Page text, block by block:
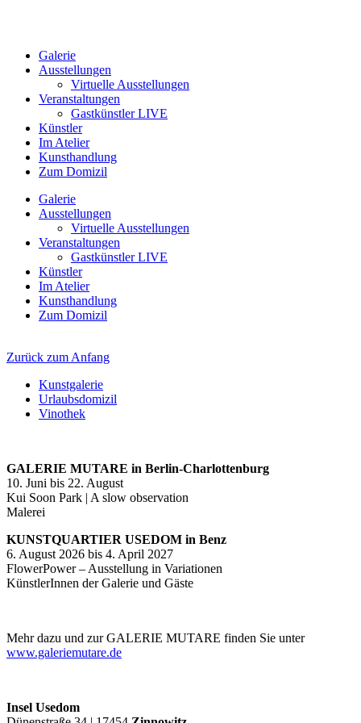
Galerie
Ausstellungen
Virtuelle Ausstellungen
Veranstaltungen
Gastkünstler LIVE
Künstler
Im Atelier
Kunsthandlung
Zum Domizil
Galerie
Ausstellungen
Virtuelle Ausstellungen
Veranstaltungen
Gastkünstler LIVE
Künstler
Im Atelier
Kunsthandlung
Zum Domizil
Zurück zum Anfang
Kunstgalerie
Urlaubsdomizil
Vinothek
GALERIE MUTARE in Berlin-Charlottenburg
10. Juni bis 22. August
Kui Soon Park | A slow observation
Malerei
KUNSTQUARTIER USEDOM in Benz
6. August 2026 bis 4. April 2027
FlowerPower – Ausstellung in Variationen
KünstlerInnen der Galerie und Gäste
Mehr dazu und zur GALERIE MUTARE finden Sie unter
www.galeriemutare.de
Insel Usedom